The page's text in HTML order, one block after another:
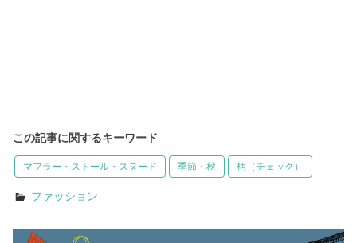
この記事に関するキーワード
マフラー・ストール・スヌード 季節・秋 柄（チェック）
ファッション